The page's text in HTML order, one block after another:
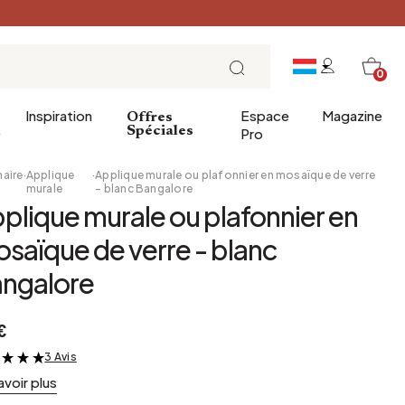
0
salle de bains
bain
Entrée
Salle à manger
Inspiration
Petit Déjeuner
Brunch
Offres
Spéciales
Espace
Pro
Magazine
·Applique
murale
·Applique murale ou plafonnier en mosaïque de verre
- blanc Bangalore
murale ou plafonnier en
de verre - blanc
&
3 Avis
plus